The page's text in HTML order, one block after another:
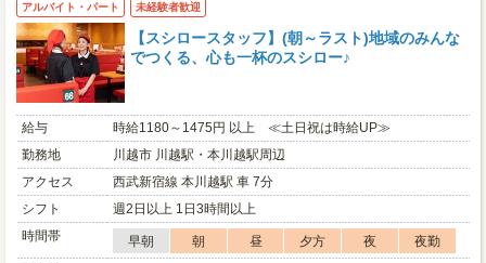
アルバイト・パート 未経験者歓迎
【スシロースタッフ】(朝～ラスト)地域のみんな
でつくる、心も一杯のスシロー♪
給与
時給1180～1475円 以上 ≪土日祝は時給UP≫
勤務地
川越市 川越駅・本川越駅周辺
アクセス
西武新宿線 本川越駅 車 7分
シフト
週2日以上 1日3時間以上
時間帯
早朝 朝 昼 夕方 夜
夜勤